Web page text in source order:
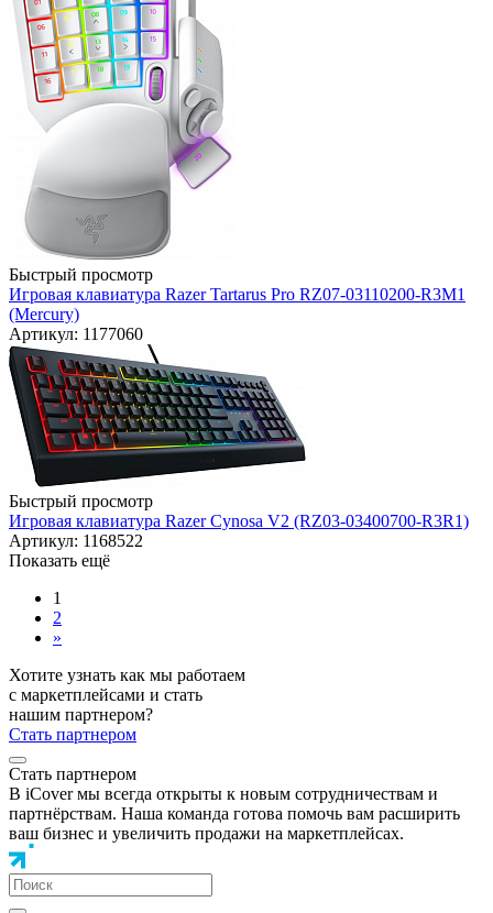
Быстрый просмотр
Игровая клавиатура Razer Tartarus Pro RZ07-03110200-R3M1
(Mercury)
Артикул: 1177060
Быстрый просмотр
Игровая клавиатура Razer Cynosa V2 (RZ03-03400700-R3R1)
Артикул: 1168522
Показать ещё
1
2
»
Хотите узнать как мы работаем
с маркетплейсами и стать
нашим партнером?
Стать партнером
Стать партнером
В iCover мы всегда открыты к новым сотрудничествам и
партнёрствам. Наша команда готова помочь вам расширить
ваш бизнес и увеличить продажи на маркетплейсах.